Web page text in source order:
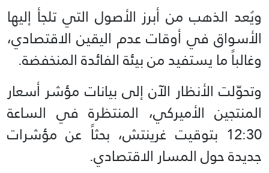
ويُعد الذهب من أبرز الأصول التي تلجأ إليها
الأسواق في أوقات عدم اليقين الاقتصادي،
وغالباً ما يستفيد من بيئة الفائدة المنخفضة.
وتحوّلت الأنظار الآن إلى بيانات مؤشر أسعار
المنتجين الأميركي، المنتظرة في الساعة
12:30 بتوقيت غرينتش، بحثاً عن مؤشرات
جديدة حول المسار الاقتصادي.